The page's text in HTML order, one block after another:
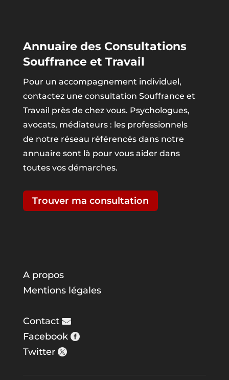
Annuaire des Consultations
Souffrance et Travail
Pour un accompagnement individuel,
contactez une consultation Souffrance et
Travail près de chez vous. Psychologues,
avocats, médiateurs : les professionnels
de notre réseau référencés dans notre
annuaire sont là pour vous aider dans
toutes vos démarches.
Trouver ma consultation
A propos
Mentions légales
Contact
Facebook
Twitter